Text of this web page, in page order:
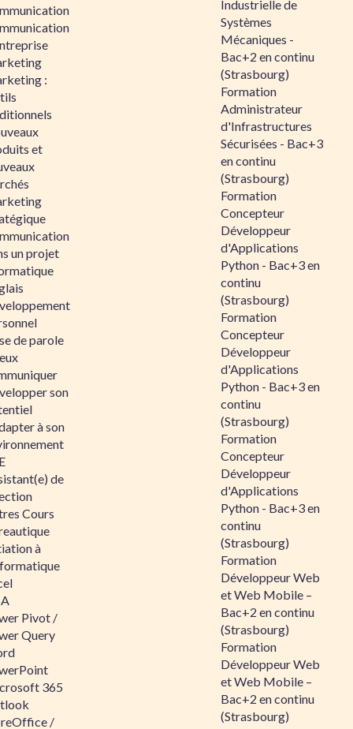
:
et
un projet
de parole
son
à son
de
Cours
à
Pivot /
Query
365
/
Industrielle de
Systèmes
Mécaniques -
Bac+2 en continu
(Strasbourg)
Formation
Administrateur
d'Infrastructures
Sécurisées - Bac+3
en continu
(Strasbourg)
Formation
Concepteur
Développeur
d'Applications
Python - Bac+3 en
continu
(Strasbourg)
Formation
Concepteur
Développeur
d'Applications
Python - Bac+3 en
continu
(Strasbourg)
Formation
Concepteur
Développeur
d'Applications
Python - Bac+3 en
continu
(Strasbourg)
Formation
Développeur Web
et Web Mobile –
Bac+2 en continu
(Strasbourg)
Formation
Développeur Web
et Web Mobile –
Bac+2 en continu
(Strasbourg)